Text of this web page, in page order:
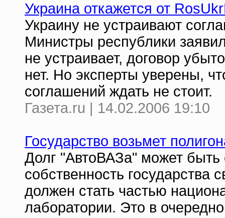
Украина откажется от
Украину не устраивают
Министры республики
не устраивает, договор
нет. Но эксперты уверены,
соглашений ждать не стоит.
Газета.ru | 14.02.2006 19:10
Государство возьмет
Долг "АвтоВАЗа" может быть
собственность государства
должен стать частью
лаборатории. Это в